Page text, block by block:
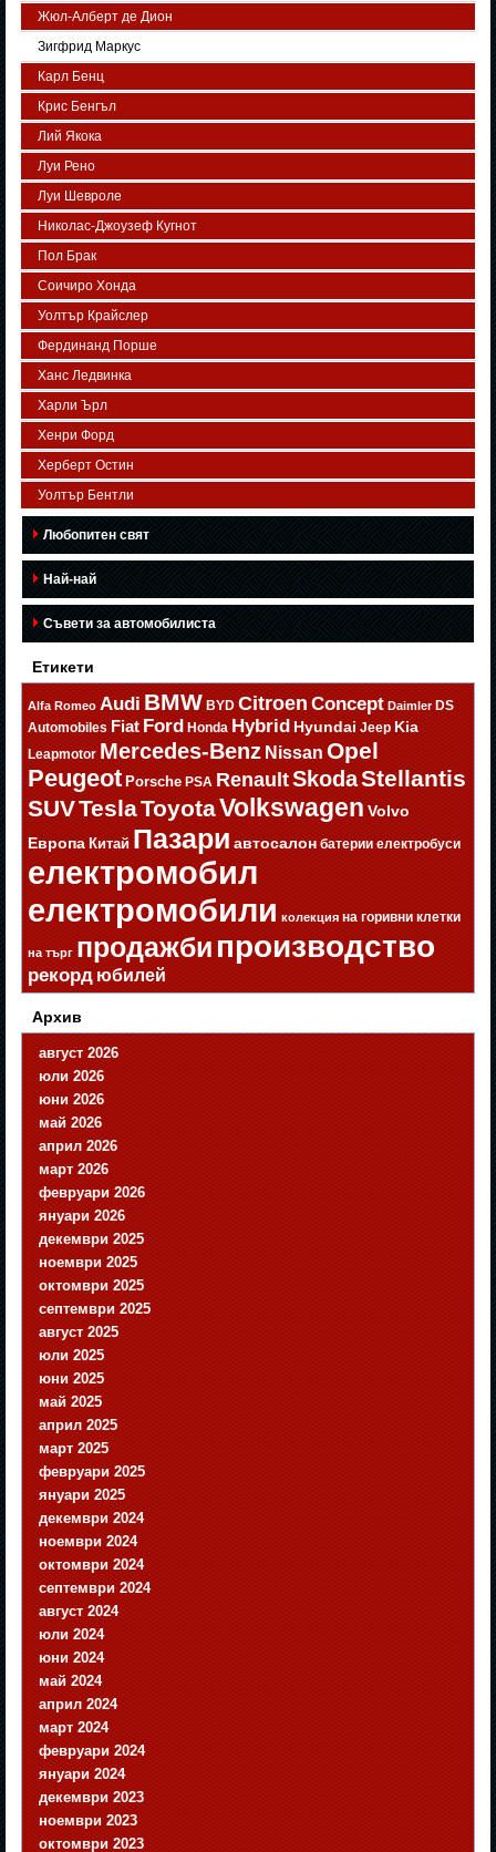
Жюл-Алберт де Дион
Зигфрид Маркус
Карл Бенц
Крис Бенгъл
Лий Якока
Луи Рено
Луи Шевроле
Николас-Джоузеф Кугнот
Пол Брак
Соичиро Хонда
Уолтър Крайслер
Фердинанд Порше
Ханс Ледвинка
Харли Ърл
Хенри Форд
Херберт Остин
Уолтър Бентли
Любопитен свят
Най-най
Съвети за автомобилиста
Етикети
Alfa Romeo Audi BMW BYD Citroen Concept Daimler DS
Automobiles Fiat Ford Honda Hybrid Hyundai Jeep Kia
Leapmotor Mercedes-Benz Nissan Opel
Peugeot Porsche PSA RenaultSkodaStellantis
SUVTeslaToyotaVolkswagen Volvo
Европа Китай Пазари автосалон батерии електробуси
електромобил
електромобили колекция на горивни клетки
на търг продажбипроизводство
рекорд юбилей
Архив
август 2026
юли 2026
юни 2026
май 2026
април 2026
март 2026
февруари 2026
януари 2026
декември 2025
ноември 2025
октомври 2025
септември 2025
август 2025
юли 2025
юни 2025
май 2025
април 2025
март 2025
февруари 2025
януари 2025
декември 2024
ноември 2024
октомври 2024
септември 2024
август 2024
юли 2024
юни 2024
май 2024
април 2024
март 2024
февруари 2024
януари 2024
декември 2023
ноември 2023
октомври 2023